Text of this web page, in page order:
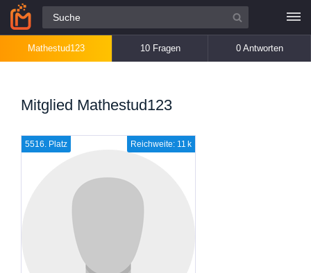
Alle Fragen
Mathestud123 10 Fragen 0 Antworten
Mitglied Mathestud123
Reichweite: 11 k
5516. Platz